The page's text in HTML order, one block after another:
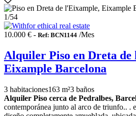
1/54
10.000 € - Ref: BCN1144 /Mes
Alquiler Piso en Dreta
Eixample Barcelona
3 habitaciones163 m²3 baños
Alquiler Piso cerca de Pedralbes,
contemporánea junto al arco de triunfo.. .